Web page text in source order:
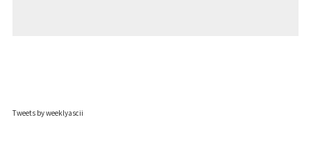
Tweets by weeklyascii